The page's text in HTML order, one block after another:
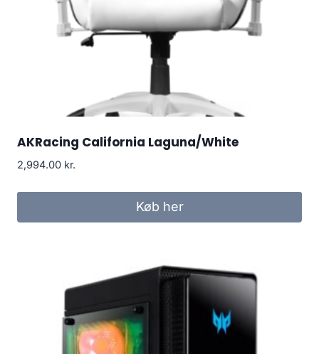
AKRacing California Laguna/White
2,994.00 kr.
Køb her